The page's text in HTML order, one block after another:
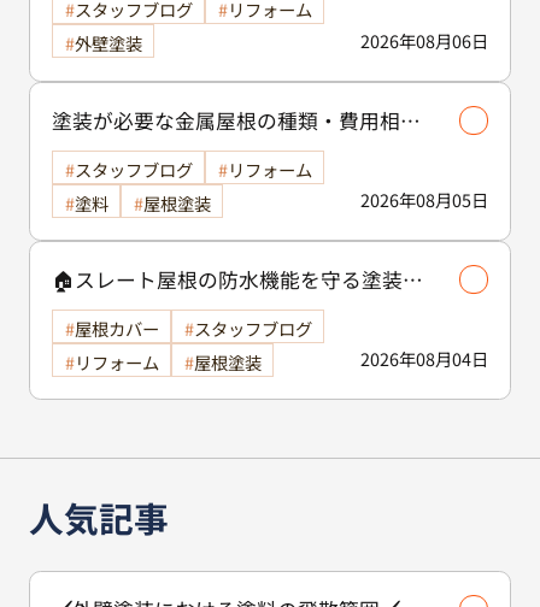
2026年08月06日
スタッフブログ
リフォーム
外壁塗装
塗装が必要な金属屋根の種類・費用相場
等解説いたします🖊️
2026年08月05日
スタッフブログ
リフォーム
塗料
屋根塗装
🏠スレート屋根の防水機能を守る塗装の
役割🏠/屋根塗装
2026年08月04日
屋根カバー
スタッフブログ
リフォーム
屋根塗装
人気記事